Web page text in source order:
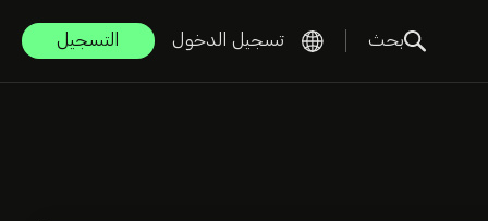
بحث تسجيل الدخول التسجيل